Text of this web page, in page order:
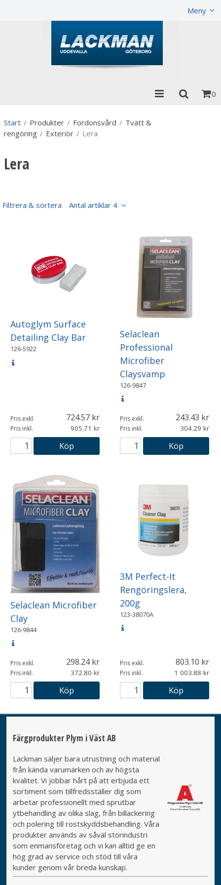
Meny
0
Start / Produkter / Fordonsvård / Tvätt &
rengöring / Exteriör / Lera
Lera
Filtrera & sortera Antal artiklar 4
Autoglym Surface
Detailing Clay Bar
126-5922
Pris exkl. 724.57
Pris inkl. 905.71
Köp
Selaclean
Professional
Microfiber
Claysvamp
126-9847
Pris exkl. 243.43
Pris inkl. 304.29
Köp
Selaclean Microfiber
Clay
126-9844
Pris exkl. 298.24
Pris inkl. 372.80
Köp
3M Perfect-It
Rengöringslera,
200g
123-38070A
Pris exkl. 803.10
Pris inkl. 1 003.88
Köp
Färgprodukter Plym i Väst AB
Lackman säljer bara utrustning och material
från kända varumärken och av högsta
kvalitet. Vi jobbar hårt på att erbjuda ett
sortiment som tillfredsställer dig som
arbetar professionellt med sprutbar
ytbehandling av olika slag, från billackering
och polering till rostskyddsbehandling. Våra
produkter används av såväl storindustri
som enmansföretag och vi kan alltid ge en
hög grad av service och stöd till våra
kunder genom vår breda kunskap.